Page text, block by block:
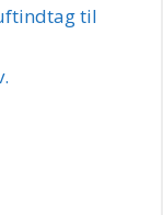
til